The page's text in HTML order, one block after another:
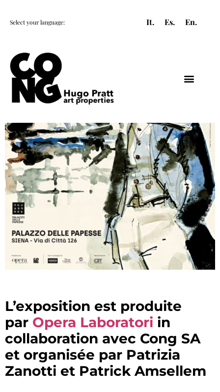
Select your language: It. Es. En.
L’exposition est produite
par Opera Laboratori in
collaboration avec Cong SA
et organisée par Patrizia
Zanotti et Patrick Amsellem